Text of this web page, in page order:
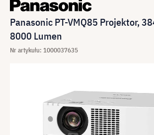
Panasonic PT-VMQ85 Projektor,
8000 Lumen
Nr artykułu: 1000037635